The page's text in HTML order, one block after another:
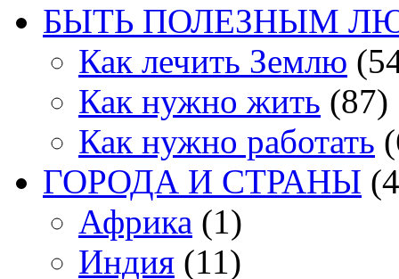
БЫТЬ ПОЛЕЗНЫМ
Как лечить Землю
Как нужно жить (87)
Как нужно работать
ГОРОДА И СТРАНЫ
Африка (1)
Индия (11)